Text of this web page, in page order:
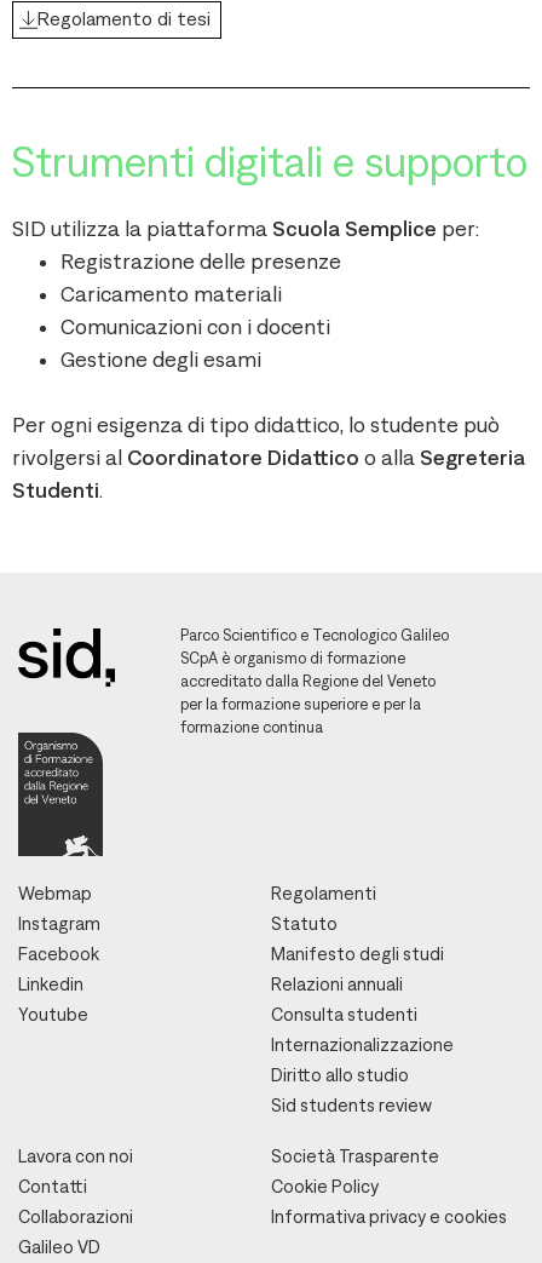
Regolamento di tesi
Strumenti digitali e supporto
SID utilizza la piattaforma Scuola Semplice per:
Registrazione delle presenze
Caricamento materiali
Comunicazioni con i docenti
Gestione degli esami
Per ogni esigenza di tipo didattico, lo studente può
rivolgersi al Coordinatore Didattico o alla Segreteria
Studenti.
Parco Scientifico e Tecnologico Galileo
SCpA è organismo di formazione
accreditato dalla Regione del Veneto
per la formazione superiore e per la
formazione continua
Webmap
Instagram
Facebook
Linkedin
Youtube
Regolamenti
Statuto
Manifesto degli studi
Relazioni annuali
Consulta studenti
Internazionalizzazione
Diritto allo studio
Sid students review
Lavora con noi
Contatti
Collaborazioni
Galileo VD
Società Trasparente
Cookie Policy
Informativa privacy e cookies